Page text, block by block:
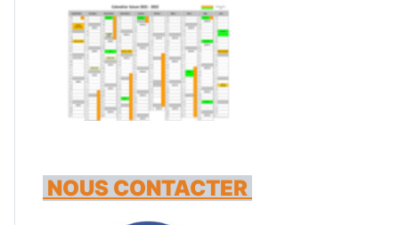
NOUS CONTACTER